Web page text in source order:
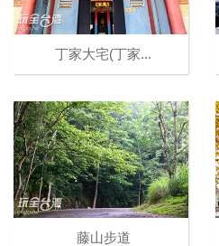
丁家大宅(丁家...
藤山步道